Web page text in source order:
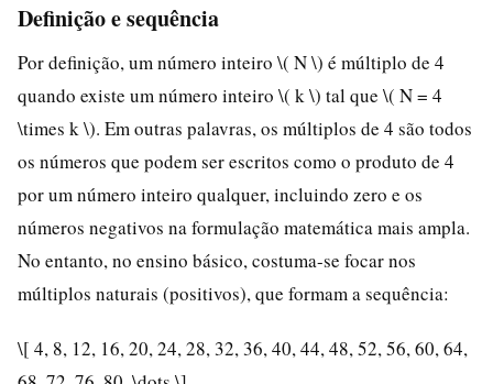
Definição e sequência
Por definição, um número inteiro \( N \) é múltiplo de 4
quando existe um número inteiro \( k \) tal que \( N = 4
\times k \). Em outras palavras, os múltiplos de 4 são todos
os números que podem ser escritos como o produto de 4
por um número inteiro qualquer, incluindo zero e os
números negativos na formulação matemática mais ampla.
No entanto, no ensino básico, costuma-se focar nos
múltiplos naturais (positivos), que formam a sequência:
\[ 4, 8, 12, 16, 20, 24, 28, 32, 36, 40, 44, 48, 52, 56, 60, 64,